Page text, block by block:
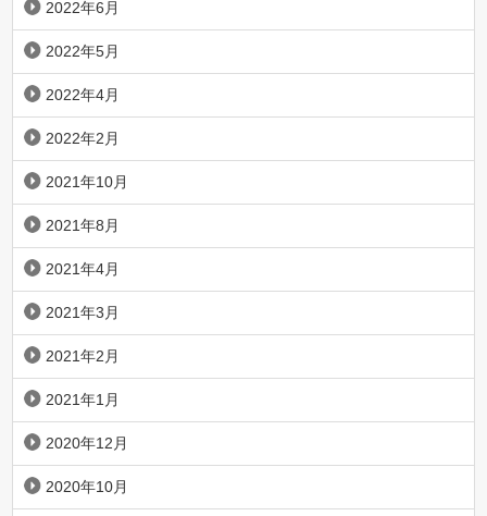
2022年6月
2022年5月
2022年4月
2022年2月
2021年10月
2021年8月
2021年4月
2021年3月
2021年2月
2021年1月
2020年12月
2020年10月